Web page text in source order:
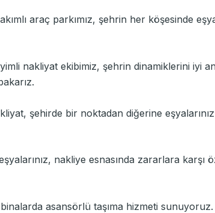
araç parkımız, şehrin her köşesinde
nakliyat ekibimiz, şehrin dinamiklerini iyi
şehirde bir noktadan diğerine
nakliye esnasında zararlara
asansörlü taşıma hizmeti